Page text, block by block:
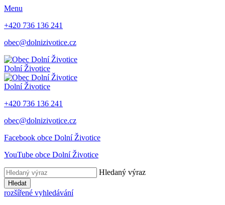
Menu
+420 736 136 241
obec@dolnizivotice.cz
Dolní Životice
Dolní Životice
+420 736 136 241
obec@dolnizivotice.cz
Facebook obce Dolní Životice
YouTube obce Dolní Životice
Hledaný výraz
Hledat
rozšířené vyhledávání